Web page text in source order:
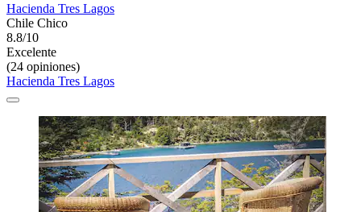
Hacienda Tres Lagos
Chile Chico
8.8/10
Excelente
(24 opiniones)
Hacienda Tres Lagos